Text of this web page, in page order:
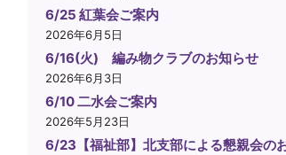
6/25 紅葉会ご案内
2026年6月5日
6/16(火) 編み物クラブのお知らせ
2026年6月3日
6/10 二水会ご案内
2026年5月23日
6/23【福祉部】北支部による懇親会の